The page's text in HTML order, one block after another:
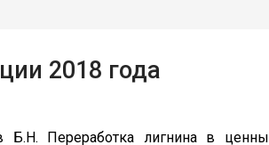
2018 года
Б.Н. Переработка лигнина в